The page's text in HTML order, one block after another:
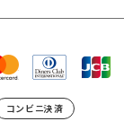
コンビニ決済